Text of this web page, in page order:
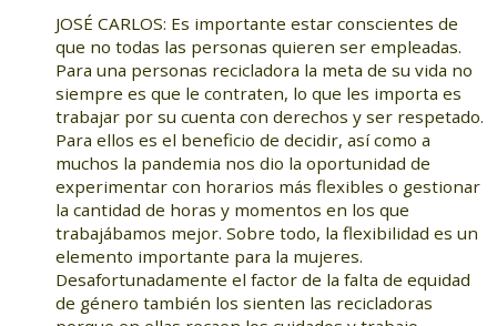
JOSÉ CARLOS: Es importante estar conscientes de
que no todas las personas quieren ser empleadas.
Para una personas recicladora la meta de su vida no
siempre es que le contraten, lo que les importa es
trabajar por su cuenta con derechos y ser respetado.
Para ellos es el beneficio de decidir, así como a
muchos la pandemia nos dio la oportunidad de
experimentar con horarios más flexibles o gestionar
la cantidad de horas y momentos en los que
trabajábamos mejor. Sobre todo, la flexibilidad es un
elemento importante para la mujeres.
Desafortunadamente el factor de la falta de equidad
de género también los sienten las recicladoras